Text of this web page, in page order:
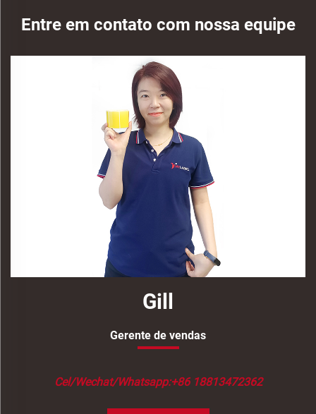
Entre em contato com nossa equipe
Gill
Gerente de vendas
Cel/Wechat/Whatsapp:+86 18813472362